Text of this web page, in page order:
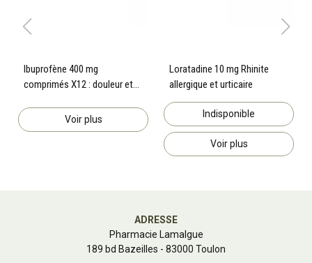
Ibuprofène 400 mg
comprimés X12 : douleur et
Voir plus
Loratadine 10 mg Rhinite
allergique et urticaire
Indisponible
Voir plus
ADRESSE
Pharmacie Lamalgue
189 bd Bazeilles - 83000 Toulon